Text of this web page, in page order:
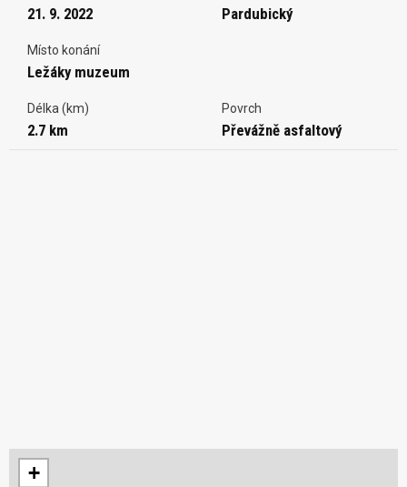
21. 9. 2022 Pardubický
Místo konání
Ležáky muzeum
Délka (km)
2.7 km
Povrch
Převážně asfaltový
+